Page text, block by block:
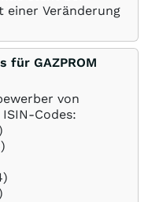
einer Veränderung
für GAZPROM
von
Codes: